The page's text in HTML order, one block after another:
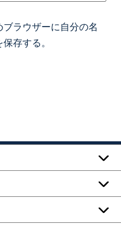
ラウザーに自分の名
存する。